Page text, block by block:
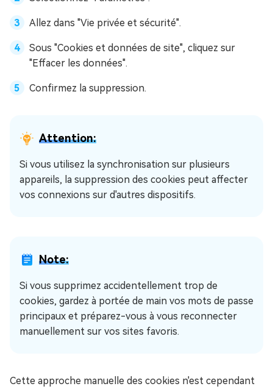
Allez dans "Vie privée et sécurité".
Sous "Cookies et données de site", cliquez sur
"Effacer les données".
Confirmez la suppression.
Attention:
Si vous utilisez la synchronisation sur plusieurs
appareils, la suppression des cookies peut affecter
vos connexions sur d'autres dispositifs.
Note:
Si vous supprimez accidentellement trop de
cookies, gardez à portée de main vos mots de passe
principaux et préparez-vous à vous reconnecter
manuellement sur vos sites favoris.
Cette approche manuelle des cookies n'est cependant